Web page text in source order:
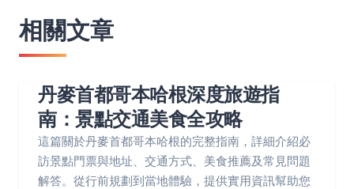
相關文章
丹麥首都哥本哈根深度旅遊指
南：景點交通美食全攻略
這篇關於丹麥首都哥本哈根的完整指南，詳細介紹必
訪景點門票與地址、交通方式、美食推薦及常見問題
解答。從行前規劃到當地體驗，提供實用資訊幫助您